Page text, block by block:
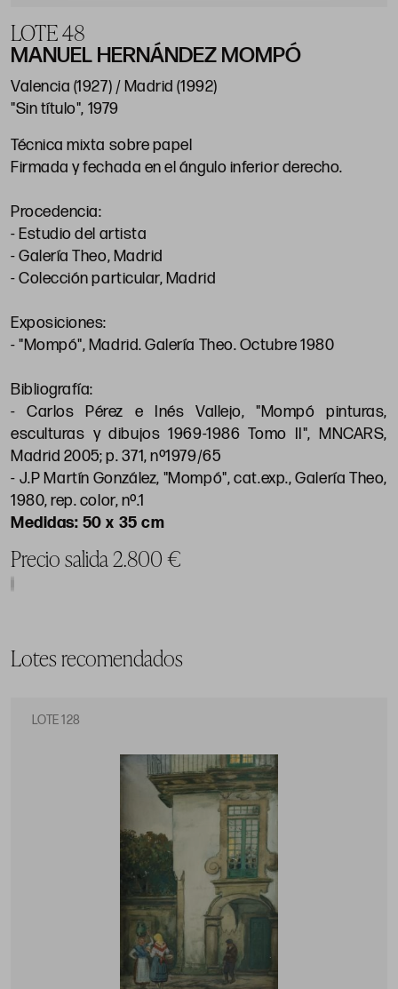
LOTE 48
MANUEL HERNÁNDEZ MOMPÓ
Valencia (1927) / Madrid (1992)
"Sin título", 1979
Técnica mixta sobre papel
Firmada y fechada en el ángulo inferior derecho.
Procedencia:
- Estudio del artista
- Galería Theo, Madrid
- Colección particular, Madrid
Exposiciones:
- "Mompó", Madrid. Galería Theo. Octubre 1980
Bibliografía:
- Carlos Pérez e Inés Vallejo, "Mompó pinturas,
esculturas y dibujos 1969-1986 Tomo II", MNCARS,
Madrid 2005; p. 371, nº1979/65
- J.P Martín González, "Mompó", cat.exp., Galería Theo,
1980, rep. color, nº.1
50 x 35 cm
Precio salida 2.800 €
Lotes recomendados
LOTE 128